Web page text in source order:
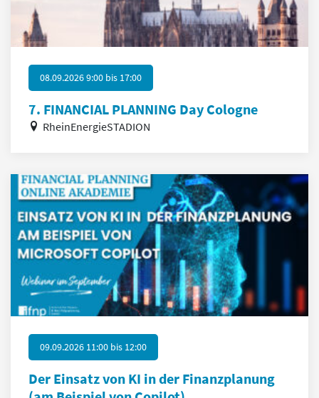
08.09.2026 9:00 bis 17:00
7. FINANCIAL PLANNING Day Cologne
RheinEnergieSTADION
09.09.2026 11:00 bis 12:00
Der Einsatz von KI in der Finanzplanung